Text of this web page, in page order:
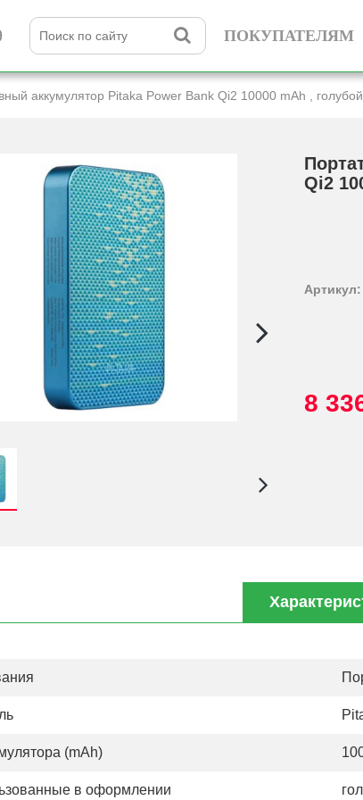
ПОКУПАТЕЛЯМ
аккумулятор Pitaka Power Bank Qi2 10000 mAh ,
Qi2
Артикул:
8
(mAh)
в оформлении